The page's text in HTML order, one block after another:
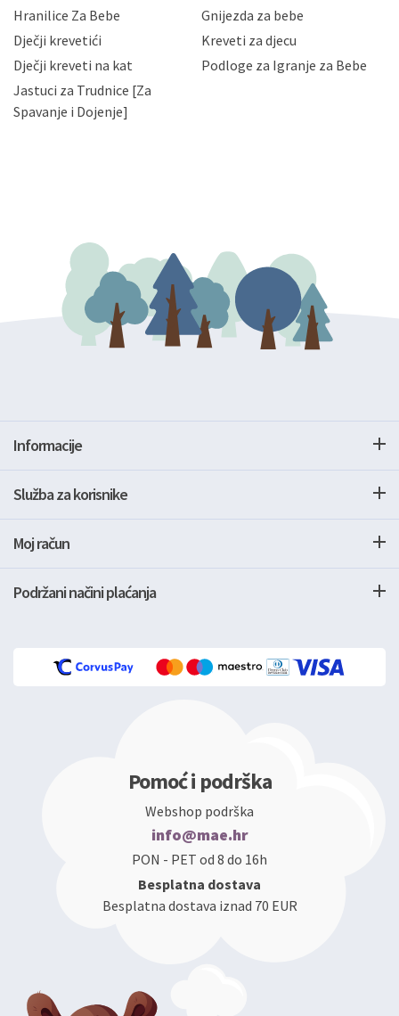
slučajevima koji su dozvoljeni zakonima. Napominjemo
da možete u svako doba, u potpunosti ili djelomice,
zatražiti prestanak aktivnosti obrade Vaših osobnih
podataka. Opoziv privole možete podnijeti poštom na
gore navedenu adresu ili e-mailom na adresu:
Hranilice Za Bebe
Gnijezda za bebe
Dječji krevetići
Kreveti za djecu
Dječji kreveti na kat
Podloge za Igranje za Bebe
Jastuci za Trudnice [Za
Spavanje i Dojenje]
Informacije
Služba za korisnike
Moj račun
Podržani načini plaćanja
Pomoć i podrška
Webshop podrška
info@mae.hr
PON - PET od 8 do 16h
Besplatna dostava
Besplatna dostava iznad 70 EUR